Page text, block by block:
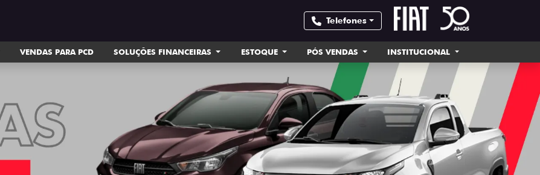
Telefones
VENDAS PARA PCD SOLUÇÕES FINANCEIRAS ESTOQUE PÓS VENDAS INSTITUCIONAL